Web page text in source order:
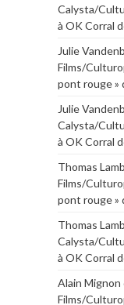
Calysta/
à OK Corral
Julie
Films/
pont rouge »
Julie
Calysta/
à OK Corral
Thomas
Films/
pont rouge »
Thomas
Calysta/
à OK Corral
Alain Mignon
Films/